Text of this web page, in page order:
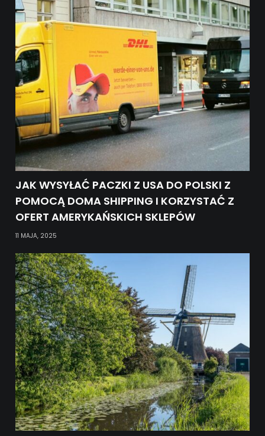
JAK WYSYŁAĆ PACZKI Z USA DO POLSKI Z
POMOCĄ DOMA SHIPPING I KORZYSTAĆ Z
OFERT AMERYKAŃSKICH SKLEPÓW
11 MAJA, 2025